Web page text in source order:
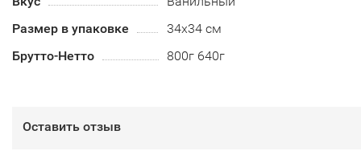
Размер в упаковке
34х34 см
Брутто-Нетто
800г 640г
Оставить отзыв